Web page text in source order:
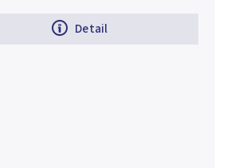
Detail